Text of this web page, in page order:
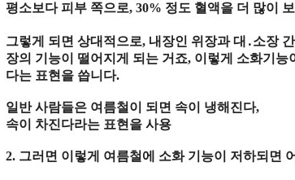
평소보다 피부 쪽으로, 30% 정도 혈액을 더 많이
그렇게 되면 상대적으로, 내장인 위장과 대 ․소장 간
장의 기능이 떨어지게 되는 거죠, 이렇게 소화기능
다는 표현을 씁니다.
일반 사람들은 여름철이 되면 속이 냉해진다,
속이 차진다라는 표현을 사용
2. 그러면 이렇게 여름철에 소화 기능이 저하되면